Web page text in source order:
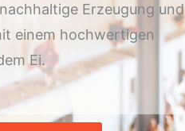
Erzeugung und
einem hochwertigen
Ei.